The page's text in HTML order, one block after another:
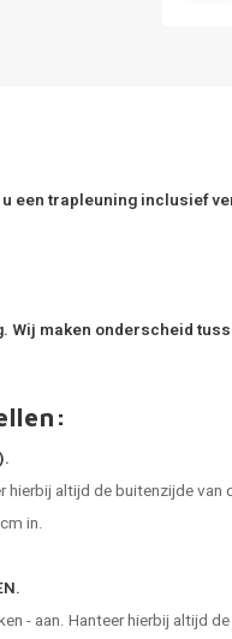
een trapleuning inclusief
maken onderscheid
altijd de buitenzijde
in.
- aan. Hanteer hierbij altijd